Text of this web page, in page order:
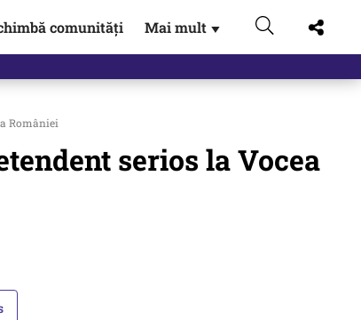
comunități Mai mult ▼
României
serios la Vocea